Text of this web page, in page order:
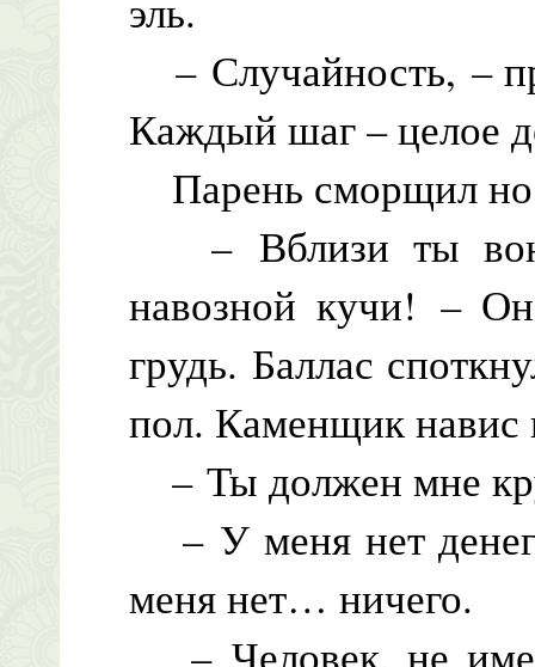
эль.
– Случайность, –
Каждый шаг – целое
Парень сморщил
– Вблизи ты
навозной кучи! –
грудь. Баллас
пол. Каменщик навис
– Ты должен мне
– У меня нет
меня нет… ничего.